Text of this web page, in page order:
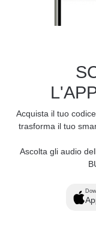
Acquista il tuo
trasforma il tuo
Ascolta gli audio